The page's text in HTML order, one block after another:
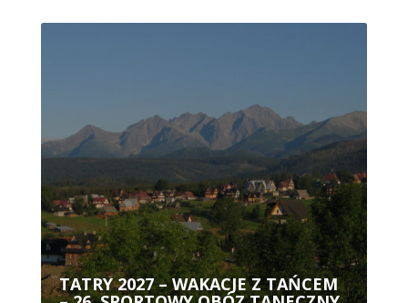
TATRY 2027 – WAKACJE Z TAŃCEM